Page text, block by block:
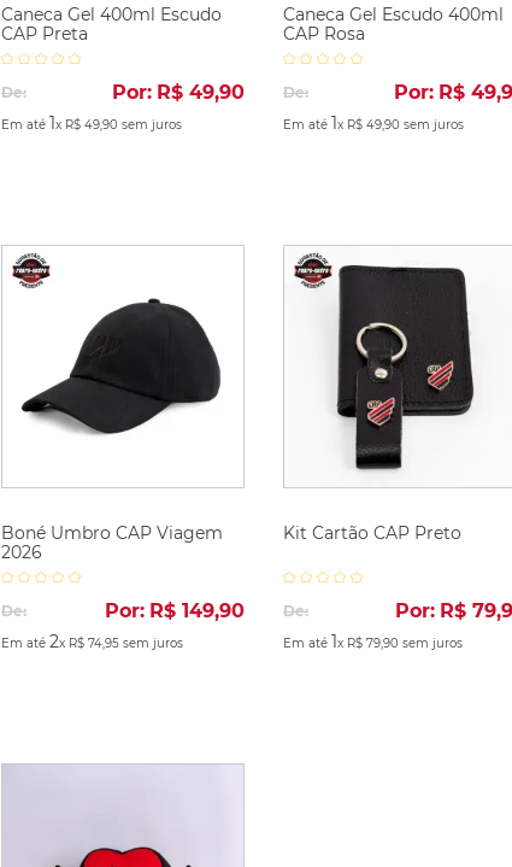
Caneca Gel 400ml Escudo
CAP Preta
De: Por: R$ 49,90
Em até 1x R$ 49,90 sem juros
Caneca Gel Escudo 400ml
CAP Rosa
De: Por: R$ 49,
Em até 1x R$ 49,90 sem juros
Boné Umbro CAP Viagem
2026
De: Por: R$ 149,90
Em até 2x R$ 74,95sem juros
Kit Cartão CAP Preto
De: Por: R$ 79,
Em até 1x R$ 79,90 sem juros